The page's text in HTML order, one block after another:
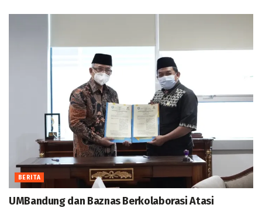
BERITA
UMBandung dan Baznas Berkolaborasi Atasi